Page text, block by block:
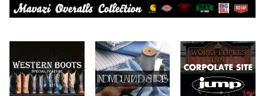
CONVERSE
Crescent Down Works
本、写真集